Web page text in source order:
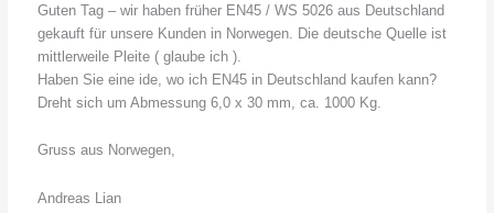
Guten Tag – wir haben früher EN45 / WS 5026 aus Deutschland
gekauft für unsere Kunden in Norwegen. Die deutsche Quelle ist
mittlerweile Pleite ( glaube ich ).
Haben Sie eine ide, wo ich EN45 in Deutschland kaufen kann?
Dreht sich um Abmessung 6,0 x 30 mm, ca. 1000 Kg.
Gruss aus Norwegen,
Andreas Lian